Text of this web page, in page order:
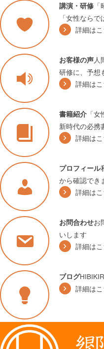
講演・研修
「女性なら
詳細は
お客様の声人
研修に、予想
詳細は
書籍紹介 「
新時代の必携
詳細は
プロフィール
から確認でき
詳細は
お問合わせお
いします
詳細は
ブログ
詳細は